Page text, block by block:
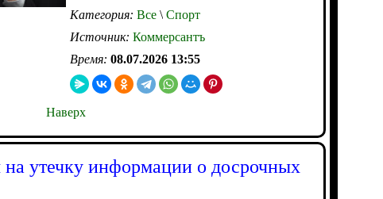
Категория: Все \ Спорт
Источник: Коммерсантъ
Время: 08.07.2026 13:55
Наверх
утечку информации о досрочных